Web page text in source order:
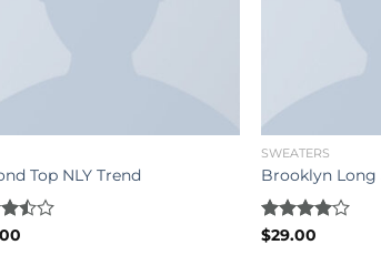
Top NLY Trend
SWEATERS
Brooklyn Long
Rated
$29.00